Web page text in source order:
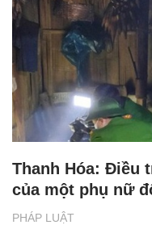
PHÁP LUẬT
Thanh Hóa: Điều
của một phụ nữ